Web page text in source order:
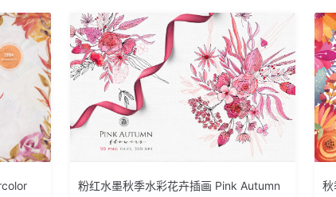
粉红水墨秋季水彩花卉插画 Pink Autumn
秋